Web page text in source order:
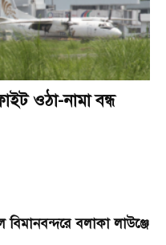
ওঠা-নামা বন্ধ
বলাকা লাউঞ্জে